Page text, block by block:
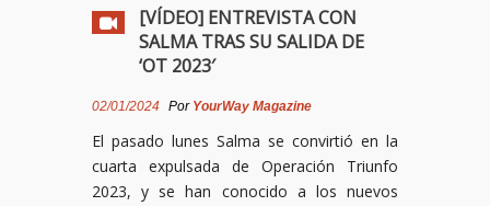
[VÍDEO] ENTREVISTA CON
SALMA TRAS SU SALIDA DE
‘OT 2023′
02/01/2024 Por YourWay Magazine
El pasado lunes Salma se convirtió en la
cuarta expulsada de Operación Triunfo
2023, y se han conocido a los nuevos